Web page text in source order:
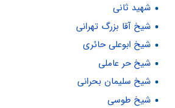
شهید ثانی
شیخ آقا بزرگ تهرانی
شیخ ابوعلی حائری
شیخ حر عاملی
شیخ سلیمان بحرانی
شیخ طوسی